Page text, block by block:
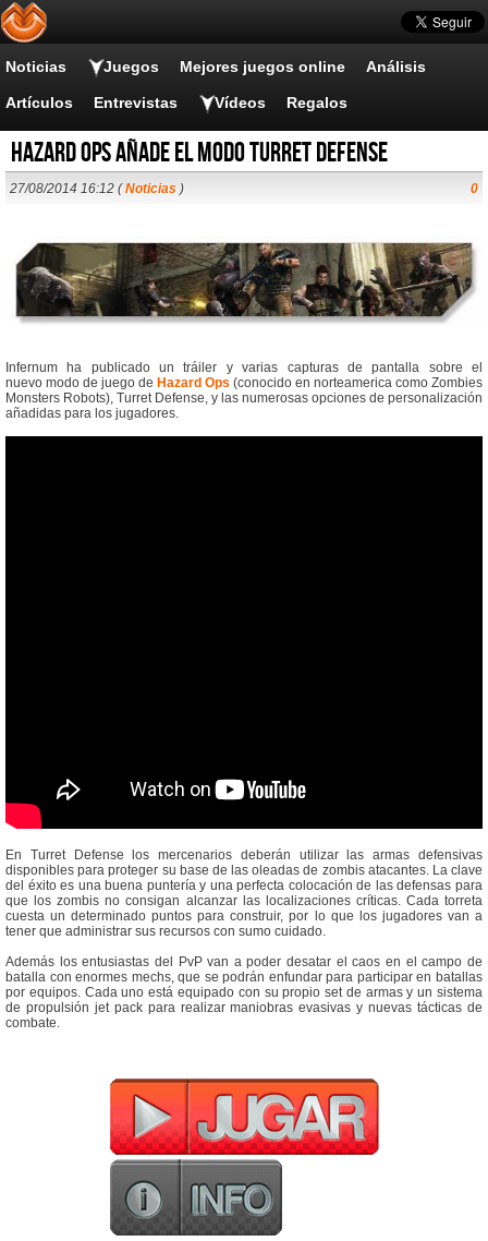
Noticias Juegos Mejores juegos online Análisis
Artículos Entrevistas Vídeos Regalos
Hazard Ops añade el modo Turret Defense
27/08/2014 16:12 (Noticias ) 0
Infernum ha publicado un tráiler y varias capturas de pantalla sobre el
nuevo modo de juego de Hazard Ops (conocido en norteamerica como Zombies
Monsters Robots), Turret Defense, y las numerosas opciones de personalización
añadidas para los jugadores.
En Turret Defense los mercenarios deberán utilizar las armas defensivas
disponibles para proteger su base de las oleadas de zombis atacantes. La clave
del éxito es una buena puntería y una perfecta colocación de las defensas para
que los zombis no consigan alcanzar las localizaciones críticas. Cada torreta
cuesta un determinado puntos para construir, por lo que los jugadores van a
tener que administrar sus recursos con sumo cuidado.
Además los entusiastas del PvP van a poder desatar el caos en el campo de
batalla con enormes mechs, que se podrán enfundar para participar en batallas
por equipos. Cada uno está equipado con su propio set de armas y un sistema
de propulsión jet pack para realizar maniobras evasivas y nuevas tácticas de
combate.